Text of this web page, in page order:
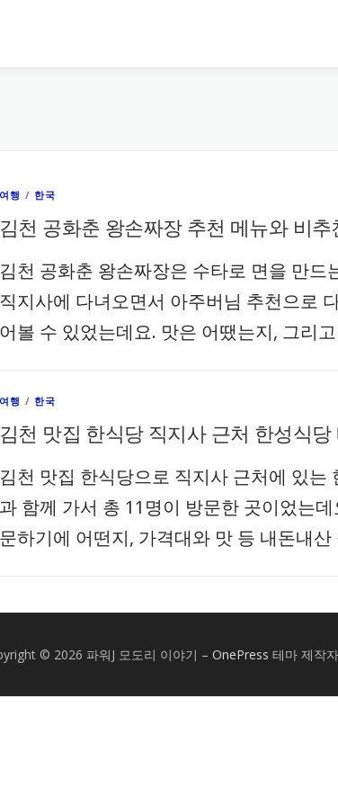
여행 /한국
김천 공화춘 왕손짜장 추천 메뉴와 비
김천 공화춘 왕손짜장은 수타로 면을 만드
직지사에 다녀오면서 아주버님 추천으로
어볼 수 있었는데요. 맛은 어땠는지, 그리
여행 /한국
김천 맛집 한식당 직지사 근처 한성식
김천 맛집 한식당으로 직지사 근처에 있
과 함께 가서 총 11명이 방문한 곳이었는
문하기에 어떤지, 가격대와 맛 등 내돈내
© 2026 파워J 모도리 이야기 – OnePress 테마 제작